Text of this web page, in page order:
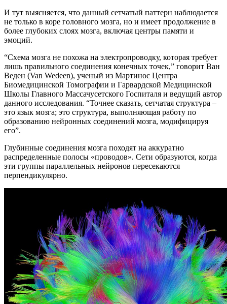
И тут выясняется, что данный сетчатый паттерн наблюдается
не только в коре головного мозга, но и имеет продолжение в
более глубоких слоях мозга, включая центры памяти и
эмоций.
“Схема мозга не похожа на электропроводку, которая требует
лишь правильного соединения конечных точек,” говорит Ван
Веден (Van Wedeen), ученый из Мартинос Центра
Биомедицинской Томографии и Гарвардской Медицинской
Школы Главного Массачусетского Госпиталя и ведущий автор
данного исследования. “Точнее сказать, сетчатая структура –
это язык мозга; это структура, выполняющая работу по
образованию нейронных соединений мозга, модифицируя
его”.
Глубинные соединения мозга походят на аккуратно
распределенные полосы «проводов». Сети образуются, когда
эти группы параллельных нейронов пересекаются
перпендикулярно.